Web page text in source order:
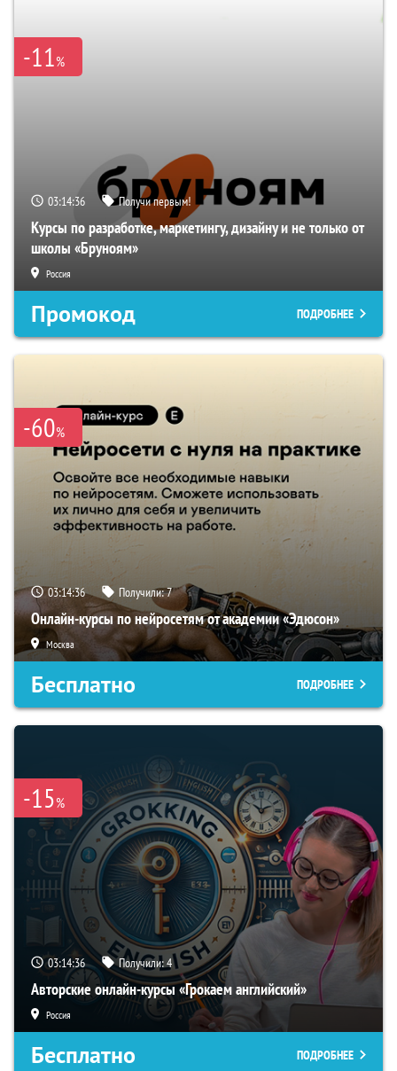
-11%
03:14:35 Получи первым!
Курсы по разработке, маркетингу, дизайну и не только от
школы «Бруноям»
Россия
Промокод ПОДРОБНЕЕ
-60%
03:14:35 Получили:7
Онлайн-курсы по нейросетям от академии «Эдюсон»
Москва
Бесплатно ПОДРОБНЕЕ
-15%
03:14:35 Получили:4
Авторские онлайн-курсы «Грокаем английский»
Россия
Бесплатно ПОДРОБНЕЕ